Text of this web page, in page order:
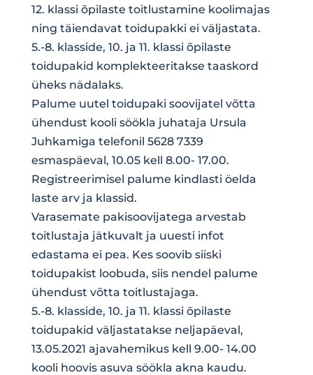
12. klassi õpilaste toitlustamine koolimajas
ning täiendavat toidupakki ei väljastata.
5.-8. klasside, 10. ja 11. klassi õpilaste
toidupakid komplekteeritakse taaskord
üheks nädalaks.
Palume uutel toidupaki soovijatel võtta
ühendust kooli söökla juhataja Ursula
Juhkamiga telefonil 5628 7339
esmaspäeval, 10.05 kell 8.00- 17.00.
Registreerimisel palume kindlasti öelda
laste arv ja klassid.
Varasemate pakisoovijatega arvestab
toitlustaja jätkuvalt ja uuesti infot
edastama ei pea. Kes soovib siiski
toidupakist loobuda, siis nendel palume
ühendust võtta toitlustajaga.
5.-8. klasside, 10. ja 11. klassi õpilaste
toidupakid väljastatakse neljapäeval,
13.05.2021 ajavahemikus kell 9.00- 14.00
kooli hoovis asuva söökla akna kaudu.